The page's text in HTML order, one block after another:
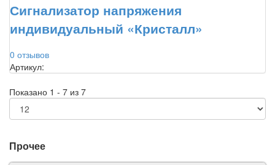
Сигнализатор напряжения
индивидуальный «Кристалл»
0 отзывов
Артикул:
Показано 1 - 7 из 7
Прочее